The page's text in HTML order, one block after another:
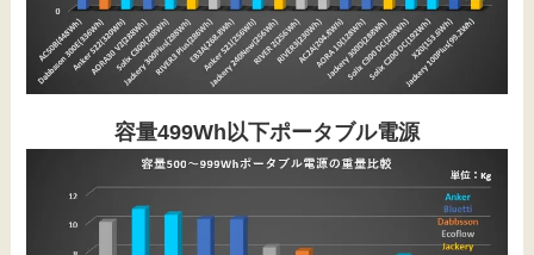
容量499Wh以下ポータブル電源